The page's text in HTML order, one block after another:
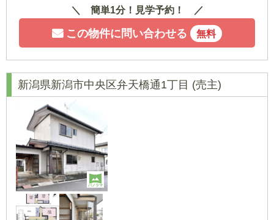
簡単1分！見学予約！
この物件に問い合わせる 無料
新潟県新潟市中央区弁天橋通1丁目 (売主)
パノラマ